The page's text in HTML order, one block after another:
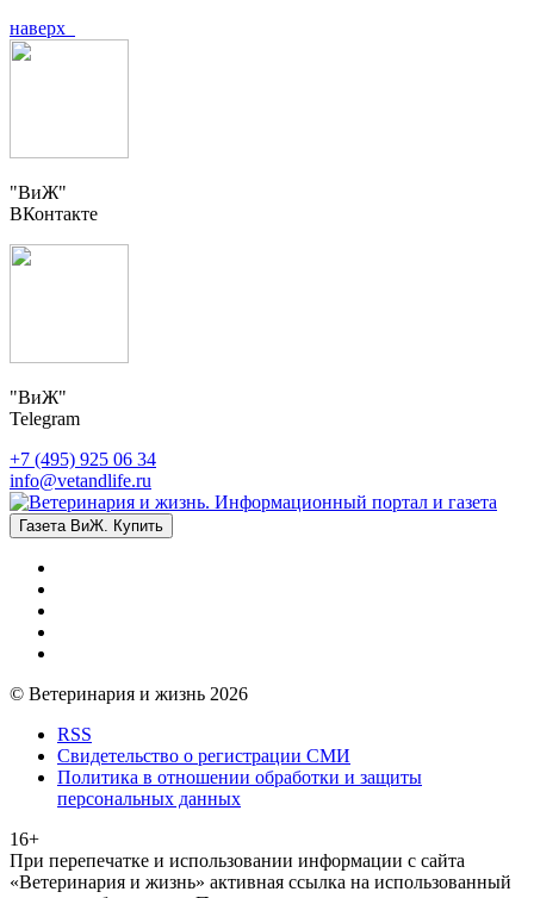
наверх
"ВиЖ"
ВКонтакте
"ВиЖ"
Telegram
+7 (495) 925 06 34
info@vetandlife.ru
Газета ВиЖ. Купить
© Ветеринария и жизнь 2026
RSS
Свидетельство о регистрации СМИ
Политика в отношении обработки и защиты
персональных данных
16+
При перепечатке и использовании информации с сайта
«Ветеринария и жизнь» активная ссылка на использованный